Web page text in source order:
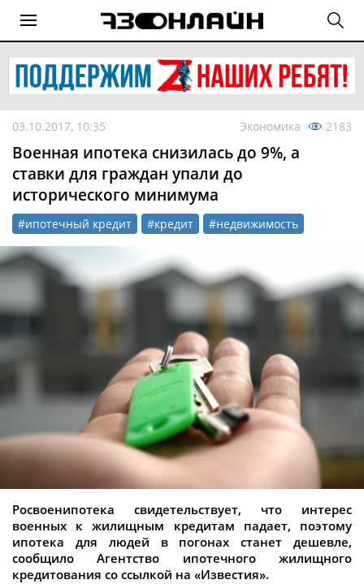
03.10.2017, 10:35 Экономика 2183
Военная ипотека снизилась до 9%, а
ставки для граждан упали до
исторического минимума
#ипотечный кредит #кредит #недвижимость
Росвоенипотека свидетельствует, что интерес
военных к жилищным кредитам падает, поэтому
ипотека для людей в погонах станет дешевле,
сообщило Агентство ипотечного жилищного
кредитования со ссылкой на «Известия».